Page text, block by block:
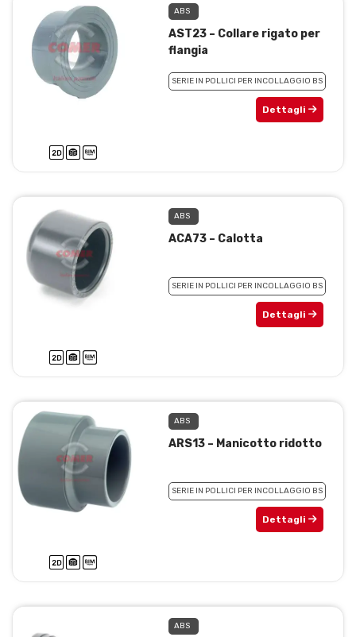
ABS
AST23 – Collare rigato per
flangia
SERIE IN POLLICI PER INCOLLAGGIO BS
Dettagli
ABS
ACA73 – Calotta
SERIE IN POLLICI PER INCOLLAGGIO BS
Dettagli
ABS
ARS13 – Manicotto ridotto
SERIE IN POLLICI PER INCOLLAGGIO BS
Dettagli
ABS